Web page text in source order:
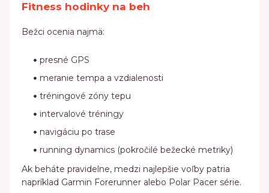
Fitness hodinky na beh
Bežci ocenia najmä:
presné GPS
meranie tempa a vzdialenosti
tréningové zóny tepu
intervalové tréningy
navigáciu po trase
running dynamics (pokročilé bežecké metriky)
Ak beháte pravidelne, medzi najlepšie voľby patria
napríklad Garmin Forerunner alebo Polar Pacer série.